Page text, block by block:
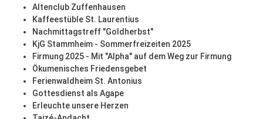
Altenclub Zuffenhausen
Kaffeestüble St. Laurentius
Nachmittagstreff "Goldherbst"
KjG Stammheim - Sommerfreizeiten 2025
Firmung 2025 - Mit "Alpha" auf dem Weg zur Firmung
Ökumenisches Friedensgebet
Ferienwaldheim St. Antonius
Gottesdienst als Agape
Erleuchte unsere Herzen